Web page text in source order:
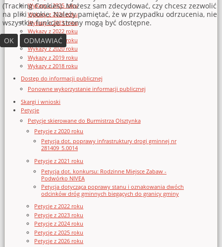
Wykazy z 2025 roku
Wykazy z 2024 roku
Wykazy z 2023 roku
Wykazy z 2022 roku
Wykazy z 2021 roku
Wykazy z 2020 roku
Wykazy z 2019 roku
Wykazy z 2018 roku
Dostęp do informacji publicznej
Ponowne wykorzystanie informacji publicznej
Skargi i wnioski
Petycje
Petycje skierowane do Burmistrza Olsztynka
Petycje z 2020 roku
Petycja dot. poprawy infrastruktury drogi gminnej nr
281409_5.0014
Petycje z 2021 roku
Petycja dot. konkursu: Rodzinne Miejsce Zabaw -
Podwórko NIVEA
Petycja dotycząca poprawy stanu i oznakowania dwóch
odcinków dróg gminnych biegących do granicy gminy
Petycje z 2022 roku
Petycje z 2023 roku
Petycje z 2024 roku
Petycje z 2025 roku
Petycje z 2026 roku
(Tracking Cookies). Możesz sam zdecydować, czy chcesz zezwolić
na pliki cookie. Należy pamiętać, że w przypadku odrzucenia, nie
wszystkie funkcje strony mogą być dostępne.
OK
ODMAWIAĆ